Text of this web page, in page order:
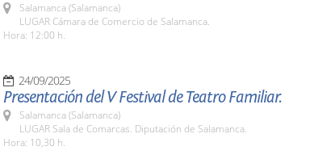
Salamanca (Salamanca)
LUGAR Cámara de Comercio de Salamanca.
Hora: 12:00 h.
24/09/2025
Presentación del V Festival de Teatro Familiar.
Salamanca (Salamanca)
LUGAR Sala de Comarcas. Diputación de Salamanca.
Hora: 10,30 h.